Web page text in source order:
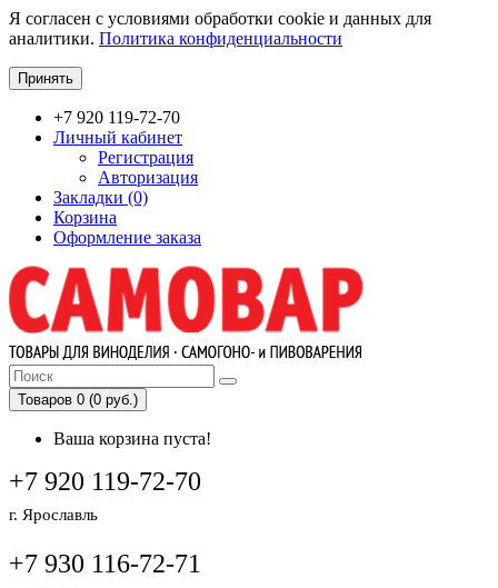
Я согласен с условиями обработки cookie и данных для
аналитики. Политика конфиденциальности
Принять
+7 920 119-72-70
Личный кабинет
Регистрация
Авторизация
Закладки (0)
Корзина
Оформление заказа
Товаров 0 (0 руб.)
Ваша корзина пуста!
+7 920 119-72-70
г. Ярославль
+7 930 116-72-71